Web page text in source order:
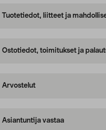
Tuotetiedot, liitteet ja
Ostotiedot, toimitukset ja
Arvostelut
Asiantuntija vastaa